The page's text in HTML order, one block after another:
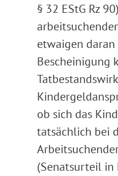
§ 32 EStG Rz
etwaigen
Bescheinigung
ob sich das
tatsächlich bei
(Senatsurteil in